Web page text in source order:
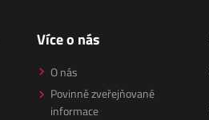
Více o nás
O nás
Povinně zveřejňované
informace